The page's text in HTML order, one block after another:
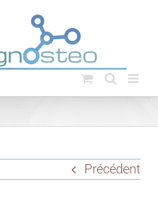
Précédent